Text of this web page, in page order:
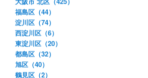
福島区（44）
淀川区（74）
西淀川区（6）
東淀川区（20）
都島区（32）
旭区（40）
鶴見区（2）